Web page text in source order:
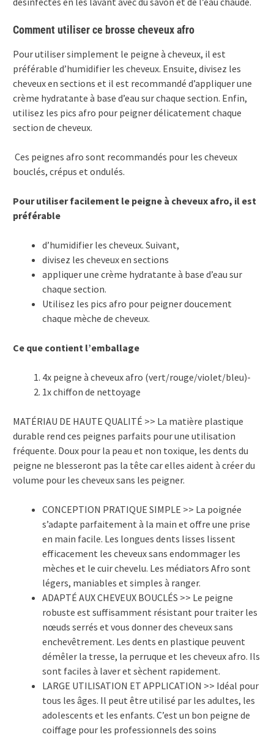
Comment utiliser ce brosse cheveux afro
Pour utiliser simplement le peigne à cheveux, il est
préférable d’humidifier les cheveux. Ensuite, divisez les
cheveux en sections et il est recommandé d’appliquer une
crème hydratante à base d’eau sur chaque section. Enfin,
utilisez les pics afro pour peigner délicatement chaque
section de cheveux.
Ces peignes afro sont recommandés pour les cheveux
bouclés, crépus et ondulés.
Pour utiliser facilement le peigne à cheveux afro, il est
préférable
d’humidifier les cheveux. Suivant,
divisez les cheveux en sections
appliquer une crème hydratante à base d’eau sur
chaque section.
Utilisez les pics afro pour peigner doucement
chaque mèche de cheveux.
Ce que contient l’emballage
4x peigne à cheveux afro (vert/rouge/violet/bleu)-
1x chiffon de nettoyage
MATÉRIAU DE HAUTE QUALITÉ >> La matière plastique
durable rend ces peignes parfaits pour une utilisation
fréquente. Doux pour la peau et non toxique, les dents du
peigne ne blesseront pas la tête car elles aident à créer du
volume pour les cheveux sans les peigner.
CONCEPTION PRATIQUE SIMPLE >> La poignée
s’adapte parfaitement à la main et offre une prise
en main facile. Les longues dents lisses lissent
efficacement les cheveux sans endommager les
mèches et le cuir chevelu. Les médiators Afro sont
légers, maniables et simples à ranger.
ADAPTÉ AUX CHEVEUX BOUCLÉS >> Le peigne
robuste est suffisamment résistant pour traiter les
nœuds serrés et vous donner des cheveux sans
enchevêtrement. Les dents en plastique peuvent
démêler la tresse, la perruque et les cheveux afro. Ils
sont faciles à laver et sèchent rapidement.
LARGE UTILISATION ET APPLICATION >> Idéal pour
tous les âges. Il peut être utilisé par les adultes, les
adolescents et les enfants. C’est un bon peigne de
coiffage pour les professionnels des soins